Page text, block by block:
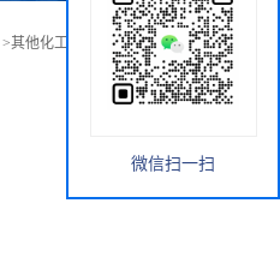
>其他化工中间体 >氘代氯仿
微信扫一扫